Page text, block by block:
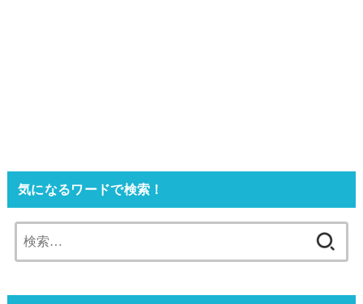
気になるワードで検索！
索: